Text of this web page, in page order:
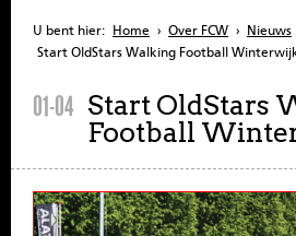
OVER FCW
INFORMATIE
SENIOREN
U bent hier: Home › Over FCW › Nieuws
Start OldStars Walking Football
01-04 Start OldStars
Football